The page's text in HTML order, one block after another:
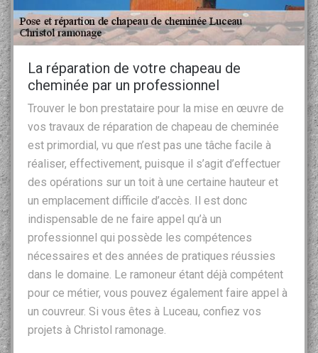
La réparation de votre chapeau de
cheminée par un professionnel
Trouver le bon prestataire pour la mise en œuvre de
vos travaux de réparation de chapeau de cheminée
est primordial, vu que n’est pas une tâche facile à
réaliser, effectivement, puisque il s’agit d’effectuer
des opérations sur un toit à une certaine hauteur et
un emplacement difficile d’accès. Il est donc
indispensable de ne faire appel qu’à un
professionnel qui possède les compétences
nécessaires et des années de pratiques réussies
dans le domaine. Le ramoneur étant déjà compétent
pour ce métier, vous pouvez également faire appel à
un couvreur. Si vous êtes à Luceau, confiez vos
projets à Christol ramonage.